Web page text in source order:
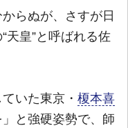
らぬが、さすが日
天皇”と呼ばれる佐
いた東京・ 榎本喜
と強硬姿勢で、師